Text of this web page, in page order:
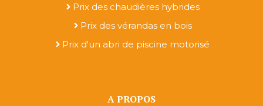
Prix des chaudières hybrides
Prix des vérandas en bois
Prix d'un abri de piscine motorisé
A PROPOS